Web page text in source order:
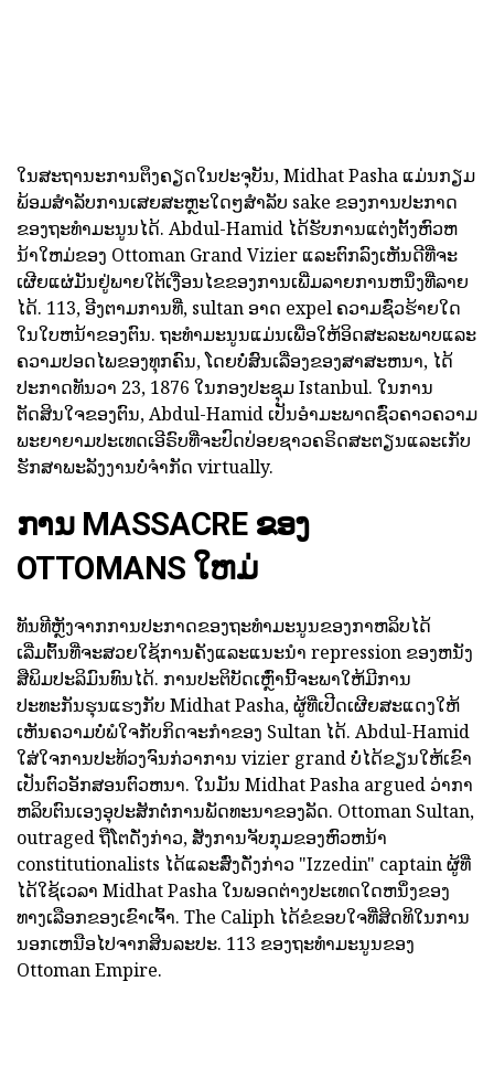
ໃນສະຖານະການຕຶງຄຽດໃນປະຈຸບັນ, Midhat Pasha ແມ່ນກຽມ
ພ້ອມສໍາລັບການເສຍສະຫຼະໃດໆສໍາລັບ sake ຂອງການປະກາດ
ຂອງຖະທໍາມະນູນໄດ້. Abdul-Hamid ໄດ້ຮັບການແຕ່ງຕັ້ງຫົວຫ
ນ້າໃຫມ່ຂອງ Ottoman Grand Vizier ແລະຕົກລົງເຫັນດີທີ່ຈະ
ເຜີຍແຜ່ມັນຢູ່ພາຍໃຕ້ເງື່ອນໄຂຂອງການເພີ່ມລາຍການຫນຶ່ງທີ່ລາຍ
ໄດ້. 113, ອີງຕາມການທີ່, sultan ອາດ expel ຄວາມຊົ່ວຮ້າຍໃດ
ໃນໃບຫນ້າຂອງຕົນ. ຖະທໍາມະນູນແມ່ນເພື່ອໃຫ້ອິດສະລະພາບແລະ
ຄວາມປອດໄພຂອງທຸກຄົນ, ໂດຍບໍ່ສົນເລື່ອງຂອງສາສະຫນາ, ໄດ້
ປະກາດທັນວາ 23, 1876 ໃນກອງປະຊຸມ Istanbul. ໃນການ
ຕັດສິນໃຈຂອງຕົນ, Abdul-Hamid ເປັນອໍາມະພາດຊົ່ວຄາວຄວາມ
ພະຍາຍາມປະເທດເອີຣົບທີ່ຈະປົດປ່ອຍຊາວຄຣິດສະຕຽນແລະເກັບ
ຮັກສາພະລັງງານບໍ່ຈໍາກັດ virtually.
ການ MASSACRE ຂອງ
OTTOMANS ໃຫມ່
ທັນທີຫຼັງຈາກການປະກາດຂອງຖະທໍາມະນູນຂອງກາຫລິບໄດ້
ເລີ່ມຕົ້ນທີ່ຈະສວຍໃຊ້ການຄັງແລະແນະນໍາ repression ຂອງຫນັງ
ສືພິມປະລິມົນທົນໄດ້. ການປະຕິບັດເຫຼົ່ານີ້ຈະພາໃຫ້ມີການ
ປະທະກັນຮຸນແຮງກັບ Midhat Pasha, ຜູ້ທີ່ເປີດເຜີຍສະແດງໃຫ້
ເຫັນຄວາມບໍ່ພໍໃຈກັບກິດຈະກໍາຂອງ Sultan ໄດ້. Abdul-Hamid
ໃສ່ໃຈການປະທ້ວງຈົນກ່ວາການ vizier grand ບໍ່ໄດ້ຂຽນໃຫ້ເຂົາ
ເປັນຕົວອັກສອນຕົວຫນາ. ໃນມັນ Midhat Pasha argued ວ່າກາ
ຫລິບຕົນເອງອຸປະສັກຕໍ່ການພັດທະນາຂອງລັດ. Ottoman Sultan,
outraged ຖືໂຕດັ່ງກ່າວ, ສັ່ງການຈັບກຸມຂອງຫົວຫນ້າ
constitutionalists ໄດ້ແລະສົ່ງດັ່ງກ່າວ "Izzedin" captain ຜູ້ທີ່
ໄດ້ໃຊ້ເວລາ Midhat Pasha ໃນພອດຕ່າງປະເທດໃດຫນຶ່ງຂອງ
ທາງເລືອກຂອງເຂົາເຈົ້າ. The Caliph ໄດ້ຂໍຂອບໃຈທີ່ສິດທິໃນການ
ນອກເຫນືອໄປຈາກສິນລະປະ. 113 ຂອງຖະທໍາມະນູນຂອງ
Ottoman Empire.